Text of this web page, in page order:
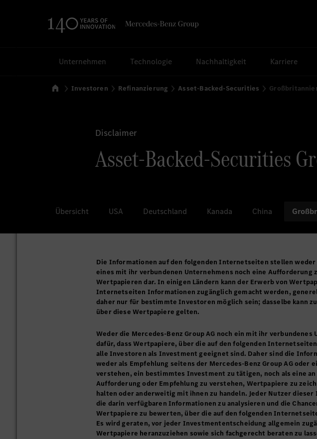
Unternehmen Technologie Nachhaltigkeit Karriere
Startseite
Investoren Refinanzierung Asset-Backed-Securities
Disclaimer
Asset-Backed-Securities
Übersicht USA Deutschland Kanada China
Die Informationen auf den folgenden Internetseiten stellen weder
eines mit ihr verbundenen Unternehmens noch eine Aufforderung
Wertpapieren dar. In einigen Ländern kann der Erwerb von
Internetseiten Informationen zugänglich gemacht werden,
daher nur für bestimmte Investoren möglich sein; dasselbe kann
über diese Wertpapiere gelten.
Weder die Mercedes-Benz Group AG noch ein mit ihr
dafür, dass Wertpapiere, über die auf den folgenden
alle Investoren als Investment geeignet sind. Daher sind die
weder als Empfehlung seitens der Mercedes-Benz Group AG oder
verstehen, ein bestimmtes Investment zu tätigen, noch als eine
Aufforderung oder Empfehlung zu verstehen, Wertpapiere zu
halten oder anderweitig mit ihnen zu handeln. Jeder Nutzer
die darin verfügbaren Informationen zu analysieren und die
Wertpapiere zu bewerten, über die auf den folgenden
Es wird geraten, vor jeder Investmententscheidung allgemein
Wertpapiere heranzuziehen sowie sich fachgerecht beraten zu